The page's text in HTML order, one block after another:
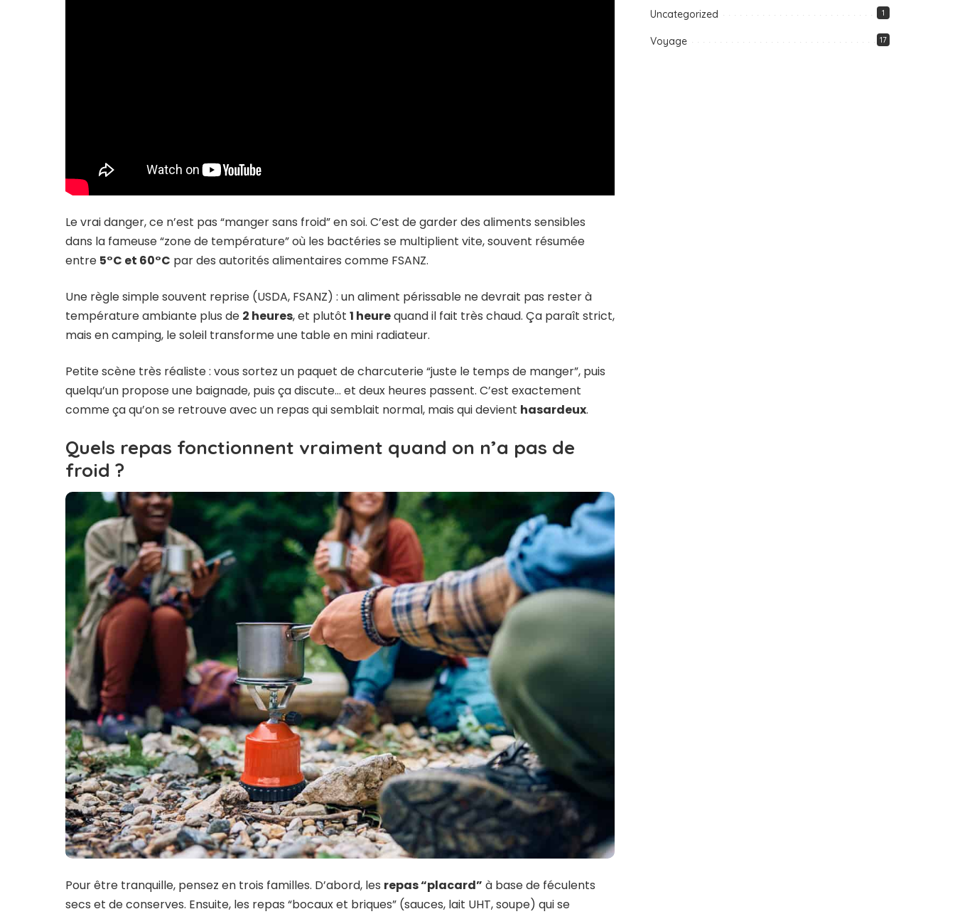
Le vrai danger, ce n’est pas “manger sans froid” en soi. C’est de garder des aliments sensibles
dans la fameuse “zone de température” où les bactéries se multiplient vite, souvent résumée
entre 5°C et 60°C par des autorités alimentaires comme FSANZ.
Une règle simple souvent reprise (USDA, FSANZ) : un aliment périssable ne devrait pas rester à
température ambiante plus de 2 heures, et plutôt 1 heurequand il fait très chaud. Ça paraît strict,
mais en camping, le soleil transforme une table en mini radiateur.
Petite scène très réaliste : vous sortez un paquet de charcuterie “juste le temps de manger”, puis
quelqu’un propose une baignade, puis ça discute… et deux heures passent. C’est exactement
comme ça qu’on se retrouve avec un repas qui semblait normal, mais qui devient hasardeux.
Quels repas fonctionnent vraiment quand on n’a pas de
froid ?
Pour être tranquille, pensez en trois familles. D’abord, les repas “placard” à base de féculents
secs et de conserves. Ensuite, les repas “bocaux et briques” (sauces, lait UHT, soupe) qui se
Uncategorized 1
Voyage 17